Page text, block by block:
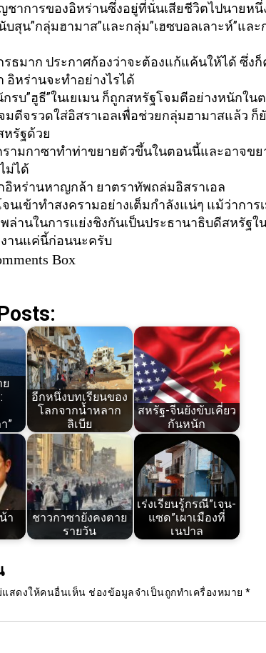
ชาการของอิหร่านซึ่งอยู่ที่นั่นเสียชีวิตไปนายหนึ่
บสุน”กลุ่มฮามาส”และกลุ่ม”เฮซบอลเลาะห์”และ
ธมาก ประกาศก้องว่าจะต้องแก้แค้นให้ได้ ซึ่งก็
อิหร่านจะทำอย่างไรได้
บ”ฮูธี”ในเยเมน ก็ถูกสหรัฐโจมตีอย่างหนักใน
มตีจรวดใส่อิสราเอลเพื่อช่วยกลุ่มฮามาสแล้ว ก็
หรัฐด้วย
ามกาซาทำท่าขยายตัวขึ้นในตอนนี้และอาจขย
ม่ได้
อิหร่านหาญกล้า ยาตราทัพถล่มอิสราเอล
นเข้าทำสงครามอย่างเต็มกำลังแน่ๆ แม้ว่าการ
ล่านในการแย่งชิงกันเป็นประธานาธิบดีสหรัฐใ
านแค่นี้ก่อนนะครับ
Box
ย
”
อีกหนึ่งบทเรียนของ
โลกจากน้ำหลาก
ลิเบีย
สหรัฐ-จีนยังขับเคี่ยว
กันหนัก
า
ชาวกาซายังคงตาย
รายวัน
เร่งเรียนรู้กรณี”เจน-
แซด”เผาเมืองที่
เนปาล
สดงให้คนอื่นเห็น ช่องข้อมูลจำเป็นถูกทำเครื่องหมาย *